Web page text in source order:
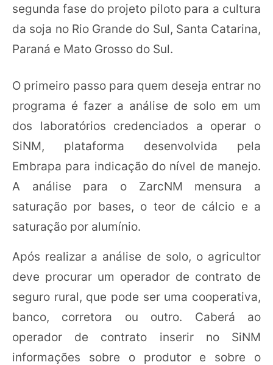
segunda fase do projeto piloto para a cultura
da soja no Rio Grande do Sul, Santa Catarina,
Paraná e Mato Grosso do Sul.
O primeiro passo para quem deseja entrar no
programa é fazer a análise de solo em um
dos laboratórios credenciados a operar o
SiNM, plataforma desenvolvida pela
Embrapa para indicação do nível de manejo.
A análise para o ZarcNM mensura a
saturação por bases, o teor de cálcio e a
saturação por alumínio.
Após realizar a análise de solo, o agricultor
deve procurar um operador de contrato de
seguro rural, que pode ser uma cooperativa,
banco, corretora ou outro. Caberá ao
operador de contrato inserir no SiNM
informações sobre o produtor e sobre o